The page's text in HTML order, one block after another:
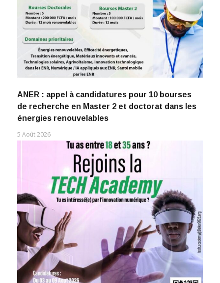
ANER : appel à candidatures pour 10 bourses
de recherche en Master 2 et doctorat dans les
énergies renouvelables
5 Août 2026